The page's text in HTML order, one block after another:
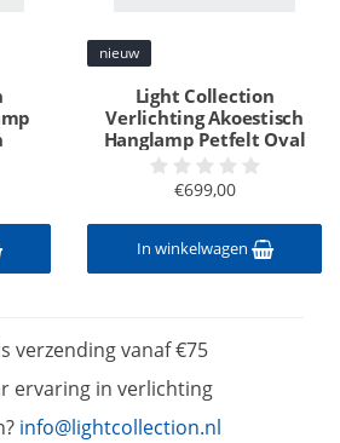
nieuw
Light Collection
Verlichting Akoestisch
Hanglamp Petfelt Oval
€699,00
In winkelwagen
verzending vanaf €75
ervaring in verlichting
info@lightcollection.nl